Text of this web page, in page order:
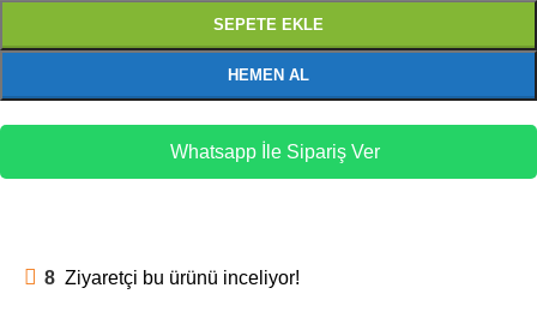
SEPETE EKLE
HEMEN AL
Whatsapp İle Sipariş Ver
8 Ziyaretçi bu ürünü inceliyor!